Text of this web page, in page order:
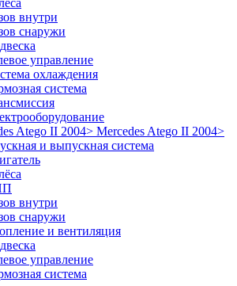
внутри
снаружи
управление
охлаждения
система
Mercedes Atego II 2004>
и выпускная система
внутри
снаружи
и вентиляция
управление
система